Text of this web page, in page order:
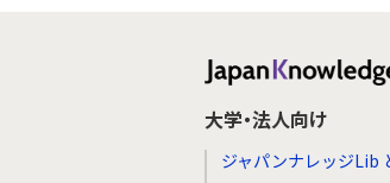
大学・法人向け
ジャパンナレッジLib